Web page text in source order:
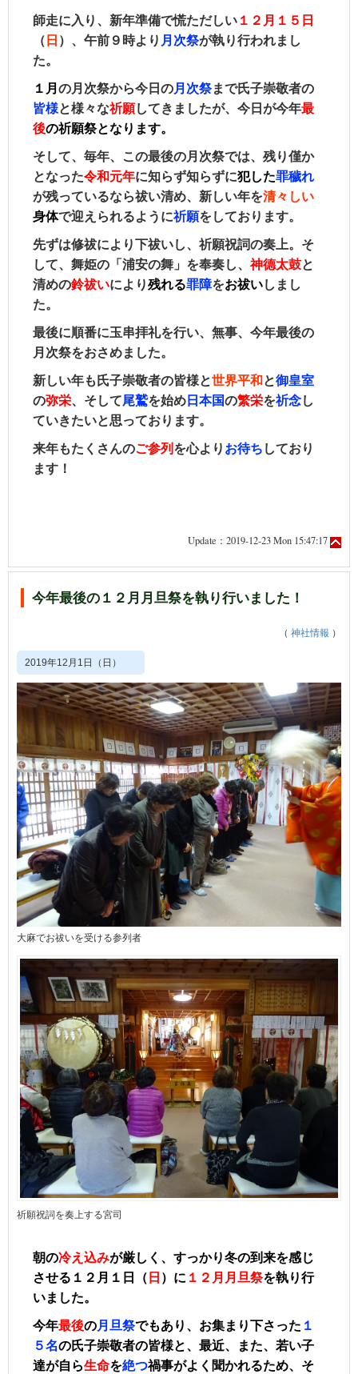
師走に入り、新年準備で慌ただしい １２月１５日
（ 日 ）、午前９時より 月次祭が執り行われまし
た。
１月 の月次祭から今日の月次祭まで氏子崇敬者の
皆様と様々な祈願してきましたが、今日が今年最
後の祈願祭となります。
そして、毎年、この最後の月次祭では、残り僅か
となった令和元年に知らず知らずに犯した罪穢れ
が残っているなら祓い清め、新しい年を清々しい
身体で迎えられるように祈願をしております。
先ずは修祓により下祓いし、祈願祝詞の奏上。そ
して、舞姫の「浦安の舞」を奉奏し、神德太鼓と
清めの鈴祓いにより残れる罪障をお祓いしまし
た。
最後に順番に玉串拝礼を行い、無事、今年最後の
月次祭をおさめました。
新しい年も氏子崇敬者の皆様と世界平和 と御皇室
の弥栄、そして尾鷲を始め 日本国の繁栄を祈念し
ていきたいと思っております。
来年もたくさんのご参列 を心より お待ち しており
ます！
Update：2019-12-23 Mon 15:47:17
今年最後の１２月月旦祭を執り行いました！
（ 神社情報 ）
2019年12月1日（日）
大麻でお祓いを受ける参列者
祈願祝詞を奏上する宮司
朝の冷え込みが厳しく、すっかり冬の到来を感じ
させる１２月１日（ 日 ）に １２月月旦祭を執り行
いました。
今年最後の月旦祭でもあり、お集まり下さった １
５名の氏子崇敬者の皆様と、最近、また、若い子
達が自ら生命を絶つ禍事がよく聞かれるため、そ